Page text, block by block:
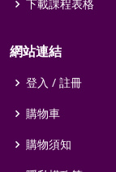
下載課程表格
網站連結
登入 / 註冊
購物車
購物須知